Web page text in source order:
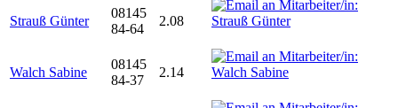
Strauß Günter
08145
84-64
2.08
Walch Sabine
08145
84-37
2.14